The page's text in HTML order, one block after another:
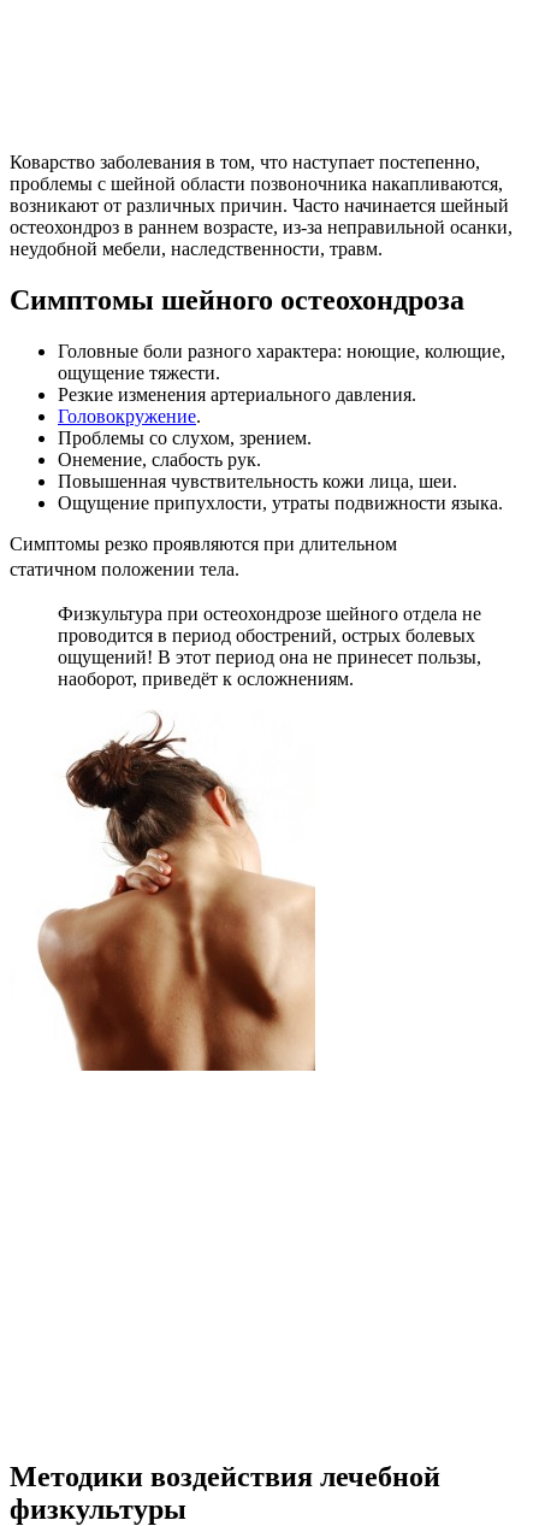
Коварство заболевания в том, что наступает постепенно,
проблемы с шейной области позвоночника накапливаются,
возникают от различных причин. Часто начинается шейный
остеохондроз в раннем возрасте, из-за неправильной осанки,
неудобной мебели, наследственности, травм.
Симптомы шейного остеохондроза
Головные боли разного характера: ноющие, колющие,
ощущение тяжести.
Резкие изменения артериального давления.
Головокружение.
Проблемы со слухом, зрением.
Онемение, слабость рук.
Повышенная чувствительность кожи лица, шеи.
Ощущение припухлости, утраты подвижности языка.
Симптомы резко проявляются при длительном
статичном положении тела.
Физкультура при остеохондрозе шейного отдела не
проводится в период обострений, острых болевых
ощущений! В этот период она не принесет пользы,
наоборот, приведёт к осложнениям.
Методики воздействия лечебной
физкультуры